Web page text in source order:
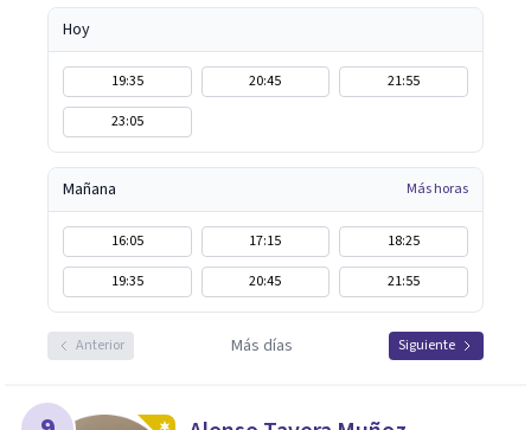
Hoy
19:35 20:45
21:55
23:05
Mañana Más horas
16:05 17:15
18:25
19:35
20:45 21:55
Anterior Más días Siguiente